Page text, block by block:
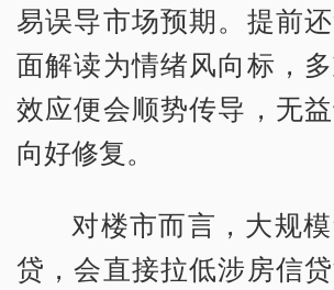
易误导市场预期。提前
面解读为情绪风向标，
效应便会顺势传导，无
向好修复。
对楼市而言，大规
贷，会直接拉低涉房信